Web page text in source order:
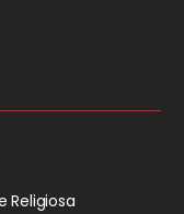
Religiosa